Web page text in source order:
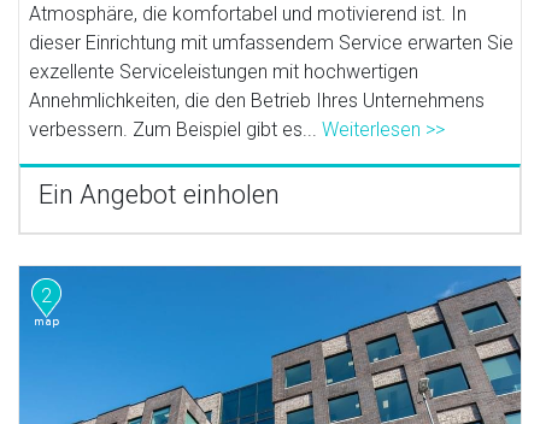
Atmosphäre, die komfortabel und motivierend ist. In
dieser Einrichtung mit umfassendem Service erwarten Sie
exzellente Serviceleistungen mit hochwertigen
Annehmlichkeiten, die den Betrieb Ihres Unternehmens
verbessern. Zum Beispiel gibt es...Weiterlesen >>
Ein Angebot einholen
2